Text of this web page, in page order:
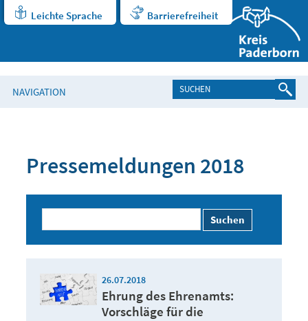
Leichte Sprache Barrierefreiheit
NAVIGATION
Pressemeldungen 2018
Suchen
26.07.2018
Ehrung des Ehrenamts:
Vorschläge für die